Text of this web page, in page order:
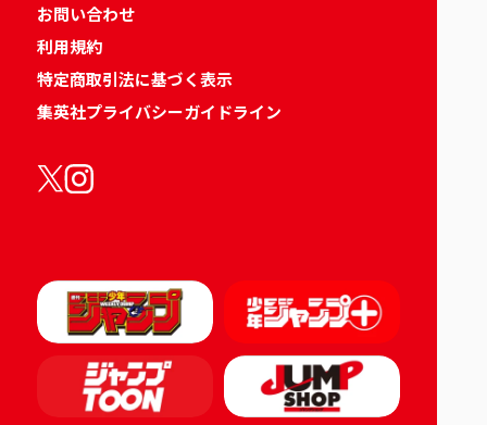
お問い合わせ
利用規約
特定商取引法に基づく表示
集英社プライバシーガイドライン